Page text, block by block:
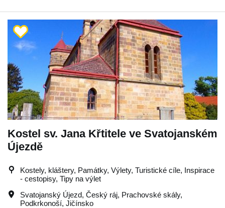
Kostel sv. Jana Křtitele ve Svatojanském
Újezdě
Kostely, kláštery, Památky, Výlety, Turistické cíle, Inspirace
- cestopisy, Tipy na výlet
Svatojanský Újezd, Český ráj, Prachovské skály,
Podkrkonoší, Jičínsko